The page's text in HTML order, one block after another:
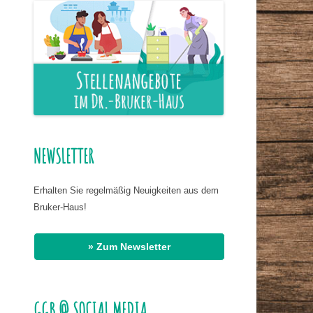
HASSAN EL
DR. BIRMANNS
NAHRUNG
NEWSLETTER
Erhalten Sie regelmäßig Neuigkeiten aus dem
Bruker-Haus!
» Zum Newsletter